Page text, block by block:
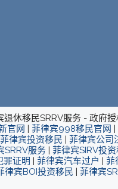
休移民SRRV服务 - 政府
官网 | 菲律宾998移民官网 |
菲律宾投资移民 | 菲律宾公司
SRRV服务 | 菲律宾SIRV投
罪证明 | 菲律宾汽车过户 | 菲
律宾BOI投资移民 | 菲律宾